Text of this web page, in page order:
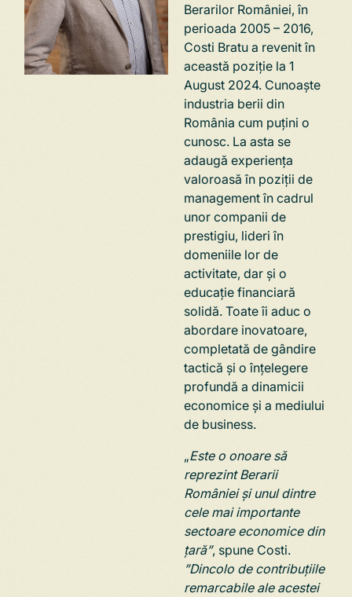
Berarilor României, în
perioada 2005 – 2016,
Costi Bratu a revenit în
această poziție la 1
August 2024. Cunoaște
industria berii din
România cum puțini o
cunosc. La asta se
adaugă experiența
valoroasă în poziții de
management în cadrul
unor companii de
prestigiu, lideri în
domeniile lor de
activitate, dar și o
educație financiară
solidă. Toate îi aduc o
abordare inovatoare,
completată de gândire
tactică și o înțelegere
profundă a dinamicii
economice și a mediului
de business.
„Este o onoare să
reprezint Berarii
României și unul dintre
cele mai importante
sectoare economice din
țară”, spune Costi.
”Dincolo de contribuțiile
remarcabile ale acestei